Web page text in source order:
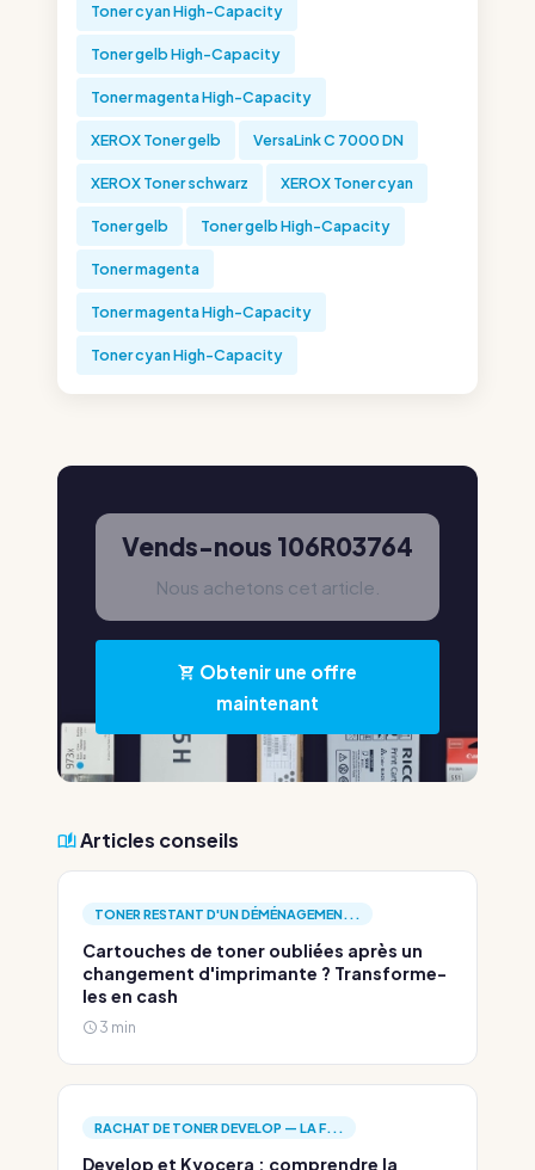
Toner cyan High-Capacity
Toner gelb High-Capacity
Toner magenta High-Capacity
XEROX Toner gelb VersaLink C 7000 DN
XEROX Toner schwarz XEROX Toner cyan
Toner gelb Toner gelb High-Capacity
Toner magenta
Toner magenta High-Capacity
Toner cyan High-Capacity
Vends-nous 106R03764
Nous achetons cet article.
Obtenir une offre
maintenant
Articles conseils
TONER RESTANT D'UN DÉMÉNAGEMEN...
Cartouches de toner oubliées après un
changement d'imprimante ? Transforme-
les en cash
3 min
RACHAT DE TONER DEVELOP — LA F...
Develop et Kyocera : comprendre la